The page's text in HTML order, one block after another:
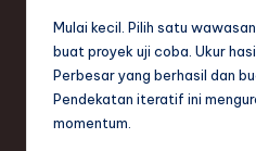
Mulai kecil. Pilih satu
buat proyek uji coba. Ukur
Perbesar yang berhasil dan
Pendekatan iteratif ini
momentum.